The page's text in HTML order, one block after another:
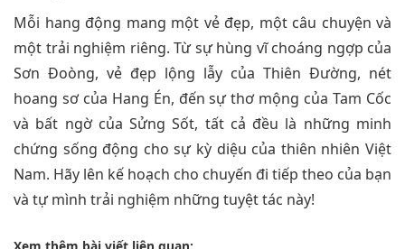
Mỗi hang động mang một vẻ đẹp, một câu chuyện và
một trải nghiệm riêng. Từ sự hùng vĩ choáng ngợp của
Sơn Đoòng, vẻ đẹp lộng lẫy của Thiên Đường, nét
hoang sơ của Hang Én, đến sự thơ mộng của Tam Cốc
và bất ngờ của Sửng Sốt, tất cả đều là những minh
chứng sống động cho sự kỳ diệu của thiên nhiên Việt
Nam. Hãy lên kế hoạch cho chuyến đi tiếp theo của bạn
và tự mình trải nghiệm những tuyệt tác này!